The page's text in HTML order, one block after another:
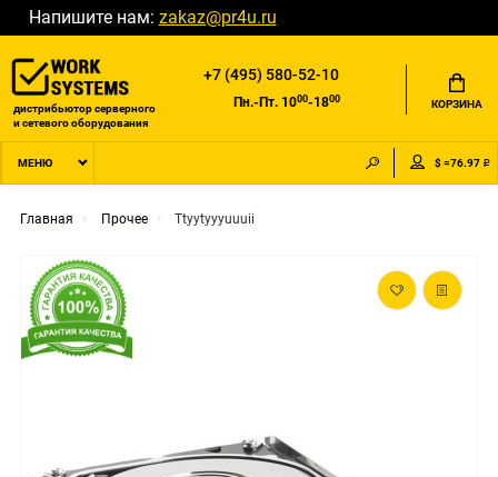
Напишите нам: zakaz@pr4u.ru
дистрибьютор серверного
и сетевого оборудования
+7 (495) 580-52-10
Пн.-Пт. 1000-1800 КОРЗИНА
МЕНЮ $ =76.97 ₽
Главная Прочее Ttyytyyyuuuii